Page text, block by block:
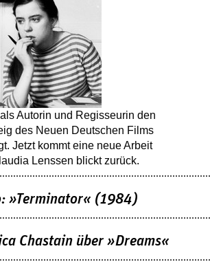
Autorin und Regisseurin den
des Neuen Deutschen Films
Jetzt kommt eine neue Arbeit
Lenssen blickt zurück.
»Terminator« (1984)
Chastain über »Dreams«